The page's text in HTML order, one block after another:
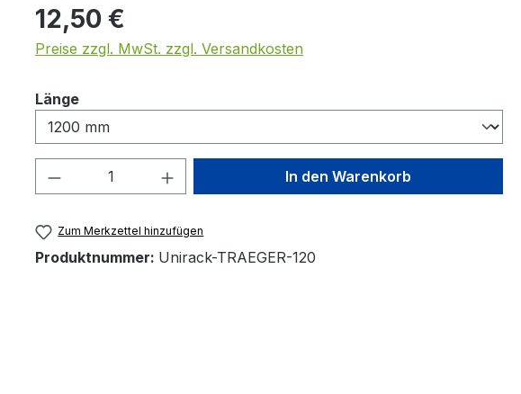
Regulärer Preis:
12,50 €
Preise zzgl. MwSt. zzgl. Versandkosten
Längeauswählen
Produkt Anzahl: Gib den gewünschten Wert
In den Warenkorb
Zum Merkzettel hinzufügen
Produktnummer: Unirack-TRAEGER-120